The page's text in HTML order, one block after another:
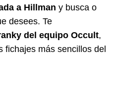
a Hillman y busca o
desees. Te
del equipo Occult,
fichajes más sencillos del